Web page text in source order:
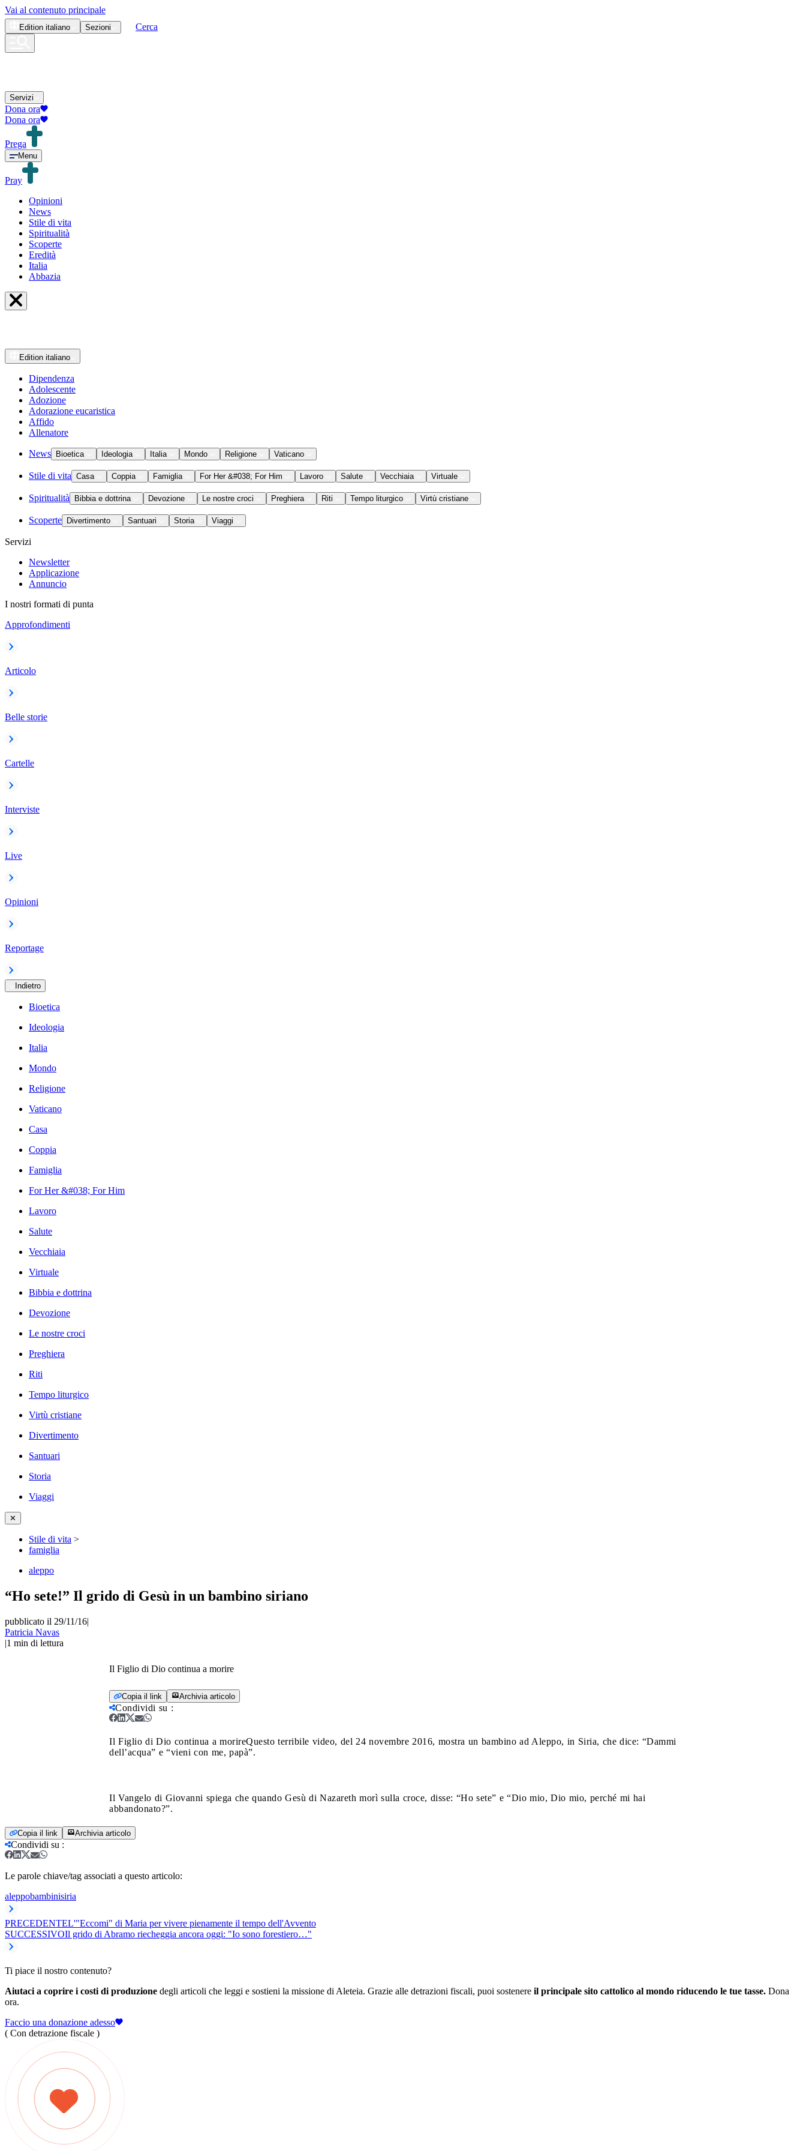
Vai al contenuto principale
Edition italiano Sezioni Cerca
Servizi
Dona ora
Dona ora
Prega
Menu
Pray
Opinioni
News
Stile di vita
Spiritualità
Scoperte
Eredità
Italia
Abbazia
Edition italiano
Dipendenza
Adolescente
Adozione
Adorazione eucaristica
Affido
Allenatore
News Bioetica Ideologia Italia Mondo Religione Vaticano
Stile di vita Casa Coppia Famiglia For Her &#038; For Him Lavoro Salute Vecchiaia Virtuale
Spiritualità Bibbia e dottrina Devozione Le nostre croci Preghiera Riti Tempo liturgico Virtù cristiane
Scoperte Divertimento Santuari Storia Viaggi
Servizi
Newsletter
Applicazione
Annuncio
I nostri formati di punta
Approfondimenti
Articolo
Belle storie
Cartelle
Interviste
Live
Opinioni
Reportage
Indietro
Bioetica
Ideologia
Italia
Mondo
Religione
Vaticano
Casa
Coppia
Famiglia
For Her &#038; For Him
Lavoro
Salute
Vecchiaia
Virtuale
Bibbia e dottrina
Devozione
Le nostre croci
Preghiera
Riti
Tempo liturgico
Virtù cristiane
Divertimento
Santuari
Storia
Viaggi
✕
Stile di vita >
famiglia
aleppo
“Ho sete!” Il grido di Gesù in un bambino siriano
pubblicato il 29/11/16|
Patricia Navas
|1 min di lettura
Il Figlio di Dio continua a morire
Copia il link Archivia articolo
Condividi su :
Il Figlio di Dio continua a morireQuesto terribile video, del 24 novembre 2016, mostra un bambino ad Aleppo, in Siria, che dice: “Dammi
dell’acqua” e “vieni con me, papà”.
Il Vangelo di Giovanni spiega che quando Gesù di Nazareth morì sulla croce, disse: “Ho sete” e “Dio mio, Dio mio, perché mi hai
abbandonato?”.
Copia il link Archivia articolo
Condividi su :
Le parole chiave/tag associati a questo articolo:
aleppobambinisiria
PRECEDENTEL'"Eccomi" di Maria per vivere pienamente il tempo dell'Avvento
SUCCESSIVOIl grido di Abramo riecheggia ancora oggi: "Io sono forestiero…"
Ti piace il nostro contenuto?
Aiutaci a coprire i costi di produzione degli articoli che leggi e sostieni la missione di Aleteia. Grazie alle detrazioni fiscali, puoi sostenere il principale sito cattolico al mondo riducendo le tue tasse. Dona
ora.
Faccio una donazione adesso
( Con detrazione fiscale )